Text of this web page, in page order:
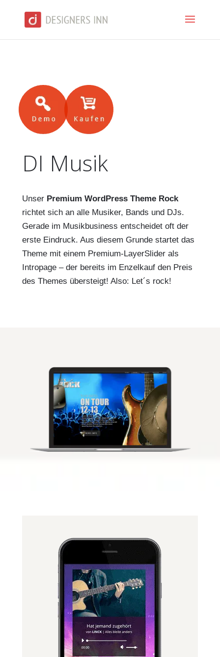
DI Musik
Unser Premium WordPress Theme Rock
richtet sich an alle Musiker, Bands und DJs.
Gerade im Musikbusiness entscheidet oft der
erste Eindruck. Aus diesem Grunde startet das
Theme mit einem Premium-LayerSlider als
Intropage – der bereits im Enzelkauf den Preis
des Themes übersteigt! Also: Let´s rock!